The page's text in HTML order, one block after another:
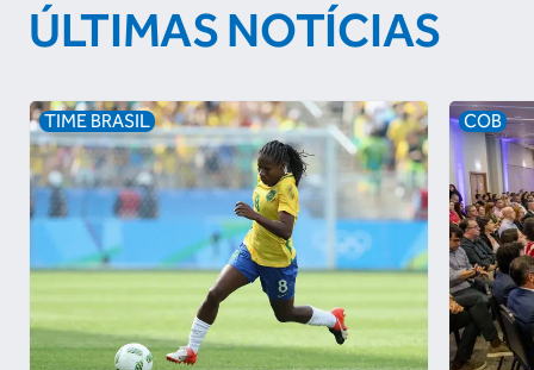
ÚLTIMAS NOTÍCIAS
TIME BRASIL COB